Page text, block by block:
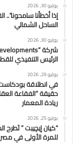
يوليو 30, 2026
إذا أخطأنا
الساحل الشمالي
يوليو 30, 2026
الرئيس التنفيذي
يوليو 29, 2026
في انطلاقة بودكاست
حقيقة “الفقاعة
ريادة المعمار
يوليو 25, 2026
للمرة الأولى في مصر